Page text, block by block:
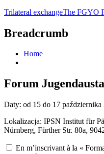
Trilateral exchangeThe FGYO
Breadcrumb
Home
Forum
Daty: od 15 do 17 października
Lokalizacja: IPSN Institut für
Nürnberg, Fürther Str. 80a,
En m’inscrivant à la «